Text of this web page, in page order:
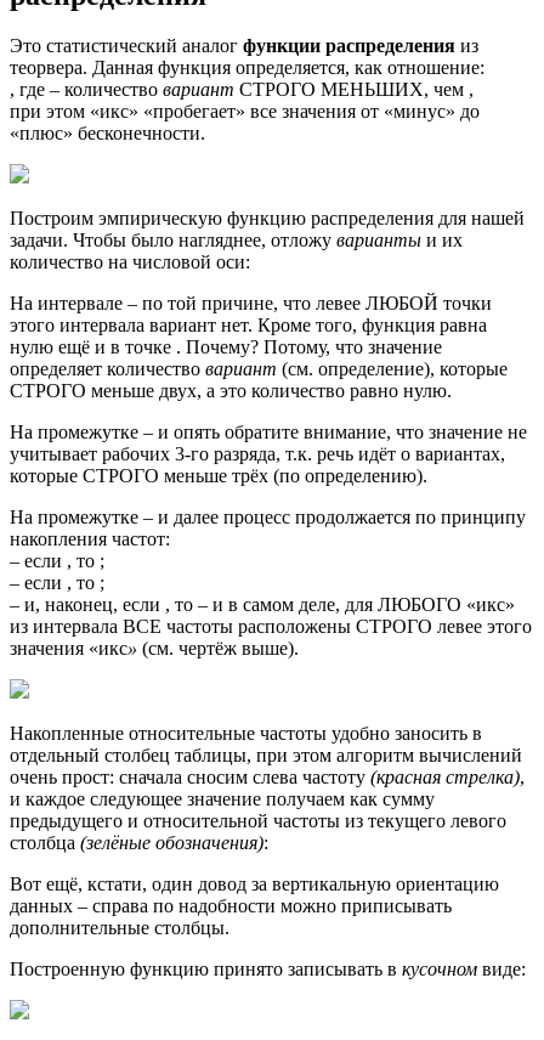
Это статистический аналог функции распределения из
теорвера. Данная функция определяется, как отношение:
, где – количество вариант СТРОГО МЕНЬШИХ, чем ,
при этом «икс» «пробегает» все значения от «минус» до
«плюс» бесконечности.
Построим эмпирическую функцию распределения для нашей
задачи. Чтобы было нагляднее, отложу варианты и их
количество на числовой оси:
На интервале – по той причине, что левее ЛЮБОЙ точки
этого интервала вариант нет. Кроме того, функция равна
нулю ещё и в точке . Почему? Потому, что значение
определяет количество вариант (см. определение), которые
СТРОГО меньше двух, а это количество равно нулю.
На промежутке – и опять обратите внимание, что значение не
учитывает рабочих 3-го разряда, т.к. речь идёт о вариантах,
которые СТРОГО меньше трёх (по определению).
На промежутке – и далее процесс продолжается по принципу
накопления частот:
– если , то ;
– если , то ;
– и, наконец, если , то – и в самом деле, для ЛЮБОГО «икс»
из интервала ВСЕ частоты расположены СТРОГО левее этого
значения «икс» (см. чертёж выше).
Накопленные относительные частоты удобно заносить в
отдельный столбец таблицы, при этом алгоритм вычислений
очень прост: сначала сносим слева частоту (красная стрелка),
и каждое следующее значение получаем как сумму
предыдущего и относительной частоты из текущего левого
столбца (зелёные обозначения):
Вот ещё, кстати, один довод за вертикальную ориентацию
данных – справа по надобности можно приписывать
дополнительные столбцы.
Построенную функцию принято записывать в кусочном виде: